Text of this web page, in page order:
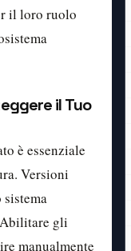
il loro ruolo
il Tuo
è essenziale
Versioni
gli
manualmente